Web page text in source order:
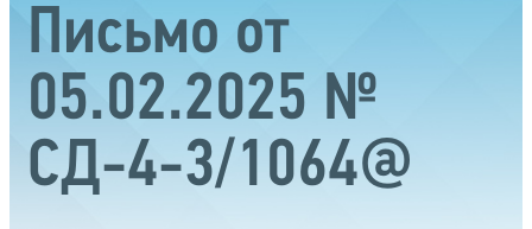
Письмо от
05.02.2025 №
СД-4-3/1064@